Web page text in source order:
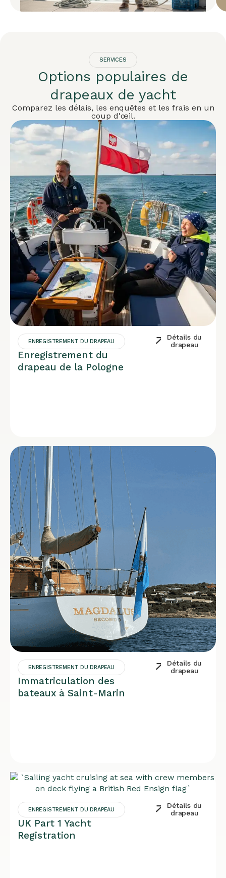
SERVICES
Options populaires de
drapeaux de yacht
Comparez les délais, les enquêtes et les frais en un
coup d'œil.
ENREGISTREMENT DU DRAPEAU
Enregistrement du
drapeau de la Pologne
Détails du
drapeau
ENREGISTREMENT DU DRAPEAU
Immatriculation des
bateaux à Saint-Marin
Détails du
drapeau
ENREGISTREMENT DU DRAPEAU
UK Part 1 Yacht
Registration
Détails du
drapeau